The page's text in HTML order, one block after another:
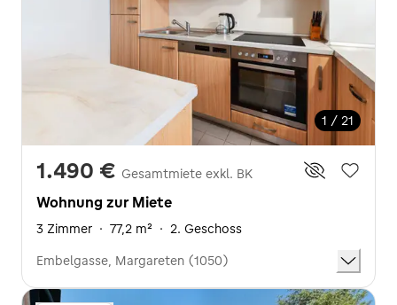
1 / 21
1.490 € Gesamtmiete exkl. BK
Wohnung zur Miete
3 Zimmer · 77,2 m² · 2. Geschoss
Embelgasse, Margareten (1050)